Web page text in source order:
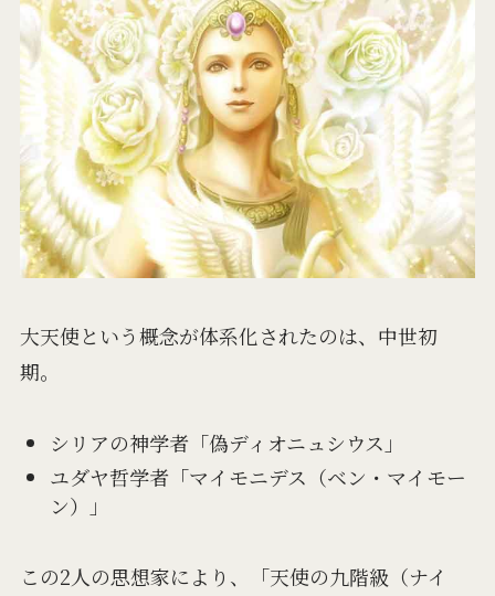
大天使という概念が体系化されたのは、中世初
期。
シリアの神学者「偽ディオニュシウス」
ユダヤ哲学者「マイモニデス（ベン・マイモー
ン）」
この2人の思想家により、「天使の九階級（ナイ